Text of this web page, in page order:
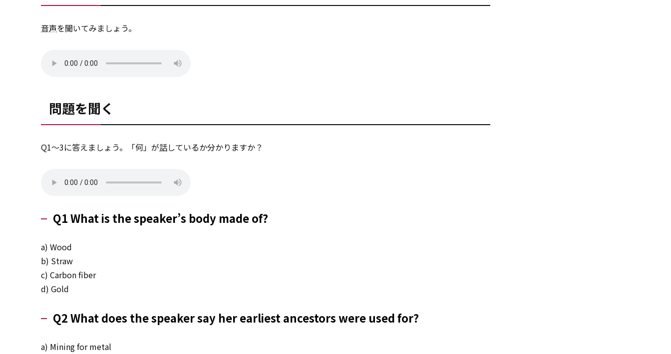
音声を聞いてみましょう。
問題を聞く
Q1～3に答えましょう。「何」が話しているか分かりますか？
Q1 What is the speaker’s body made of?
a) Wood
b) Straw
c) Carbon fiber
d) Gold
Q2 What does the speaker say her earliest ancestors were used for?
a) Mining for metal